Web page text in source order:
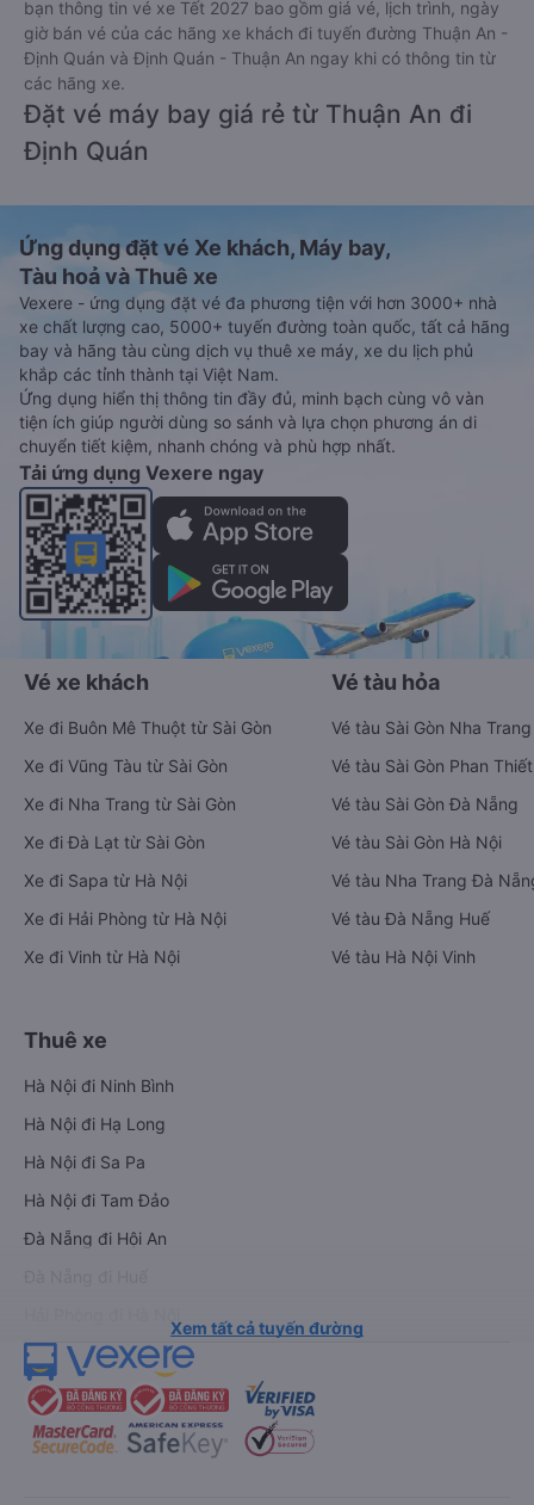
bạn thông tin vé xe Tết 2027 bao gồm giá vé, lịch trình, ngày
giờ bán vé của các hãng xe khách đi tuyến đường Thuận An -
Định Quán và Định Quán - Thuận An ngay khi có thông tin từ
các hãng xe.
Đặt vé máy bay giá rẻ từ Thuận An đi
Định Quán
Ứng dụng đặt vé Xe khách, Máy bay,
Tàu hoả và Thuê xe
Vexere - ứng dụng đặt vé đa phương tiện với hơn 3000+ nhà
xe chất lượng cao, 5000+ tuyến đường toàn quốc, tất cả hãng
bay và hãng tàu cùng dịch vụ thuê xe máy, xe du lịch phủ
khắp các tỉnh thành tại Việt Nam.
Ứng dụng hiển thị thông tin đầy đủ, minh bạch cùng vô vàn
tiện ích giúp người dùng so sánh và lựa chọn phương án di
chuyển tiết kiệm, nhanh chóng và phù hợp nhất.
Tải ứng dụng Vexere ngay
Vé xe khách
Xe đi Buôn Mê Thuột từ Sài Gòn
Xe đi Vũng Tàu từ Sài Gòn
Xe đi Nha Trang từ Sài Gòn
Xe đi Đà Lạt từ Sài Gòn
Xe đi Sapa từ Hà Nội
Xe đi Hải Phòng từ Hà Nội
Xe đi Vinh từ Hà Nội
Vé tàu hỏa
Vé tàu Sài Gòn Nha Trang
Vé tàu Sài Gòn Phan Thiết
Vé tàu Sài Gòn Đà Nẵng
Vé tàu Sài Gòn Hà Nội
Vé tàu Nha Trang Đà
Vé tàu Đà Nẵng Huế
Vé tàu Hà Nội Vinh
Thuê xe
Hà Nội đi Ninh Bình
Hà Nội đi Hạ Long
Hà Nội đi Sa Pa
Hà Nội đi Tam Đảo
Đà Nẵng đi Hội An
Xem tất cả tuyến đường